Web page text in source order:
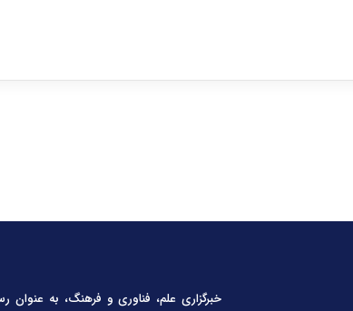
خبرگزاری علم، فناوری و فرهنگ، به عنوان